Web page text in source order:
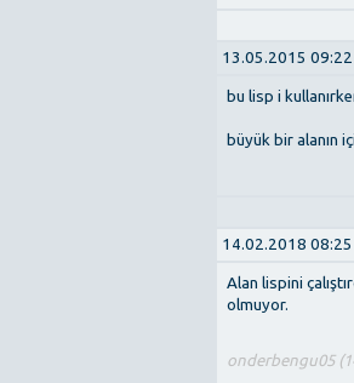
13.05.2015 09:22
bu lisp i
büyük bir alanın
14.02.2018 08:25
Alan lispini
olmuyor.
onderbengu05